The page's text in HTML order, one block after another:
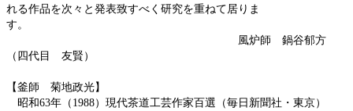
れる作品を次々と発表致すべく研究を重ねて居りま
す。
風炉師 鍋谷郁方
（四代目 友賢）
【釜師 菊地政光】
昭和63年（1988）現代茶道工芸作家百選（毎日新聞社・東京）